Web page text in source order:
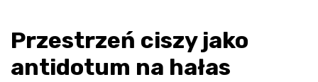
Przestrzeń ciszy jako
antidotum na hałas